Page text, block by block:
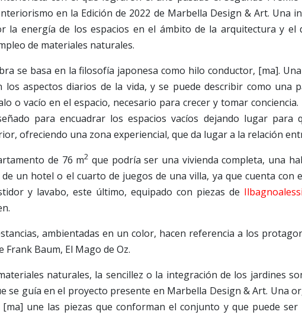
en la Edición de 2022 de Marbella Design & Art. Una
la energía de los espacios en el ámbito de la arquitectura y el
de materiales naturales.
se basa en la filosofía japonesa como hilo conductor, [ma].
los aspectos diarios de la vida, y se puede describir como una
o vacío en el espacio, necesario para crecer y tomar conciencia.
para encuadrar los espacios vacíos dejando lugar para
ofreciendo una zona experiencial, que da lugar a la relación
de 76 m2 que podría ser una vivienda completa, una
un hotel o el cuarto de juegos de una villa, ya que cuenta con
y lavabo, este último, equipado con piezas de Ilbagnoalessi
ambientadas en un color, hacen referencia a los
Baum, El Mago de Oz.
naturales, la sencillez o la integración de los jardines
se guía en el proyecto presente en Marbella Design & Art. Una
[ma] une las piezas que conforman el conjunto y que puede ser